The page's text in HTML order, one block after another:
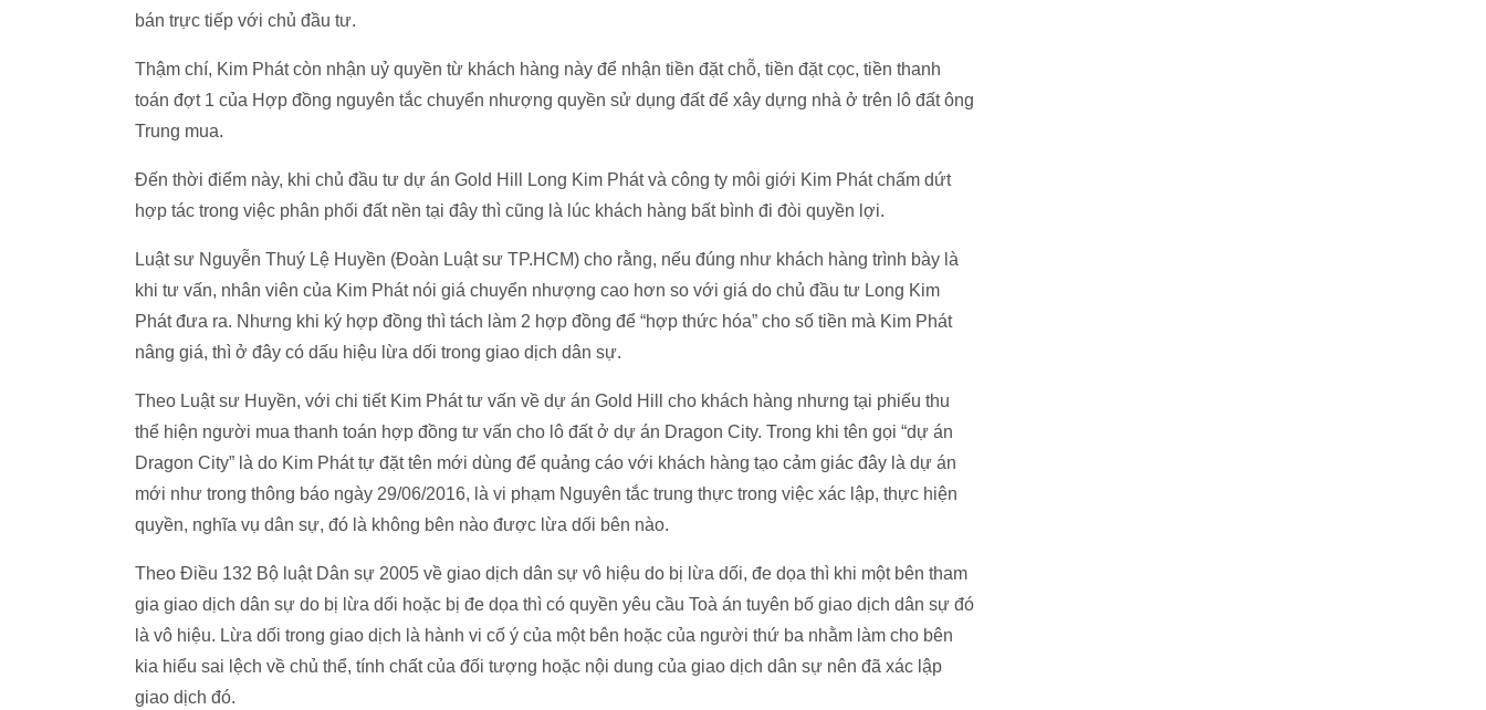
bán trực tiếp với chủ đầu tư.
Thậm chí, Kim Phát còn nhận uỷ quyền từ khách hàng này để nhận tiền đặt chỗ, tiền đặt cọc, tiền thanh
toán đợt 1 của Hợp đồng nguyên tắc chuyển nhượng quyền sử dụng đất để xây dựng nhà ở trên lô đất ông
Trung mua.
Đến thời điểm này, khi chủ đầu tư dự án Gold Hill Long Kim Phát và công ty môi giới Kim Phát chấm dứt
hợp tác trong việc phân phối đất nền tại đây thì cũng là lúc khách hàng bất bình đi đòi quyền lợi.
Luật sư Nguyễn Thuý Lệ Huyền (Đoàn Luật sư TP.HCM) cho rằng, nếu đúng như khách hàng trình bày là
khi tư vấn, nhân viên của Kim Phát nói giá chuyển nhượng cao hơn so với giá do chủ đầu tư Long Kim
Phát đưa ra. Nhưng khi ký hợp đồng thì tách làm 2 hợp đồng để “hợp thức hóa” cho số tiền mà Kim Phát
nâng giá, thì ở đây có dấu hiệu lừa dối trong giao dịch dân sự.
Theo Luật sư Huyền, với chi tiết Kim Phát tư vấn về dự án Gold Hill cho khách hàng nhưng tại phiếu thu
thể hiện người mua thanh toán hợp đồng tư vấn cho lô đất ở dự án Dragon City. Trong khi tên gọi “dự án
Dragon City” là do Kim Phát tự đặt tên mới dùng để quảng cáo với khách hàng tạo cảm giác đây là dự án
mới như trong thông báo ngày 29/06/2016, là vi phạm Nguyên tắc trung thực trong việc xác lập, thực hiện
quyền, nghĩa vụ dân sự, đó là không bên nào được lừa dối bên nào.
Theo Điều 132 Bộ luật Dân sự 2005 về giao dịch dân sự vô hiệu do bị lừa dối, đe dọa thì khi một bên tham
gia giao dịch dân sự do bị lừa dối hoặc bị đe dọa thì có quyền yêu cầu Toà án tuyên bố giao dịch dân sự đó
là vô hiệu. Lừa dối trong giao dịch là hành vi cố ý của một bên hoặc của người thứ ba nhằm làm cho bên
kia hiểu sai lệch về chủ thể, tính chất của đối tượng hoặc nội dung của giao dịch dân sự nên đã xác lập
giao dịch đó.